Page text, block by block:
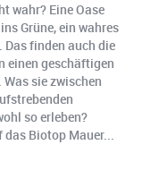
wahr? Eine Oase
Grüne, ein wahres
Das finden auch die
einen geschäftigen
sie zwischen
so erleben?
das Biotop Mauer...